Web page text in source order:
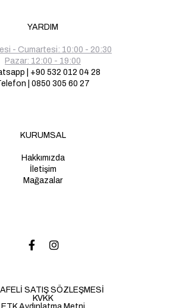
YARDIM
- Cumartesi: 10:00 - 20:30
Pazar: 12:00 - 19:00
| +90 532 012 04 28
| 0850 305 60 27
KURUMSAL
Hakkımızda
İletişim
Mağazalar
SATIŞ SÖZLEŞMESİ
KVKK